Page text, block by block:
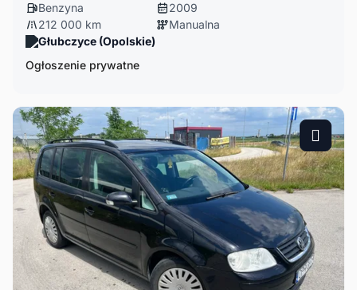
Benzyna
2009
212 000 km
Manualna
Głubczyce (Opolskie)
Ogłoszenie prywatne